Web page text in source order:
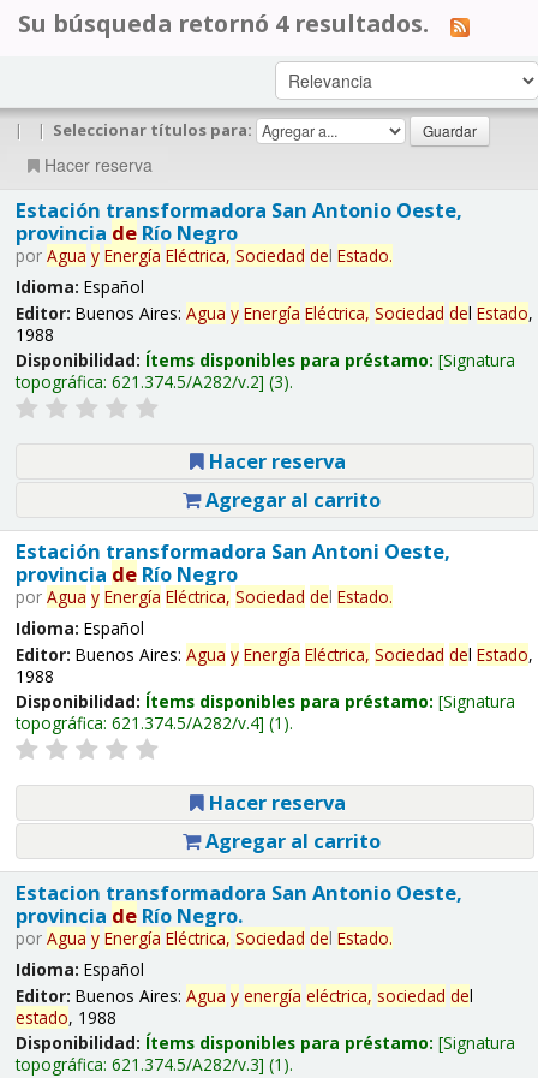
Su búsqueda retornó 4 resultados.
| | Seleccionar títulos para:
Hacer reserva
Estación transformadora San Antonio Oeste,
provincia deRío Negro
por Agua y Energía Eléctrica, Sociedad del Estado.
Idioma: Español
Editor: Buenos Aires: Agua y Energía Eléctrica, Sociedad del Estado,
1988
Disponibilidad: Ítems disponibles para préstamo: Signatura
topográfica: 621.374.5/A282/v.2 (3).
Hacer reserva
Agregar al carrito
Estación transformadora San Antoni Oeste,
provincia deRío Negro
por Agua y Energía Eléctrica, Sociedad del Estado.
Idioma: Español
Editor: Buenos Aires: Agua y Energía Eléctrica, Sociedad del Estado,
1988
Disponibilidad: Ítems disponibles para préstamo: Signatura
topográfica: 621.374.5/A282/v.4 (1).
Hacer reserva
Agregar al carrito
Estacion transformadora San Antonio Oeste,
provincia deRío Negro.
por Agua y Energía Eléctrica, Sociedad del Estado.
Idioma: Español
Editor: Buenos Aires: Agua y energía eléctrica, sociedad del
estado, 1988
Disponibilidad: Ítems disponibles para préstamo: Signatura
topográfica: 621.374.5/A282/v.3 (1).